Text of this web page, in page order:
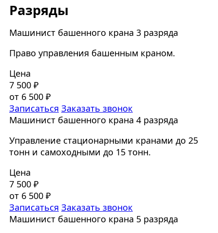
Разряды
Машинист башенного крана 3 разряда
Право управления башенным краном.
Цена
7 500 ₽
от 6 500 ₽
Записаться Заказать звонок
Машинист башенного крана 4 разряда
Управление стационарными кранами до 25
тонн и самоходными до 15 тонн.
Цена
7 500 ₽
от 6 500 ₽
Записаться Заказать звонок
Машинист башенного крана 5 разряда